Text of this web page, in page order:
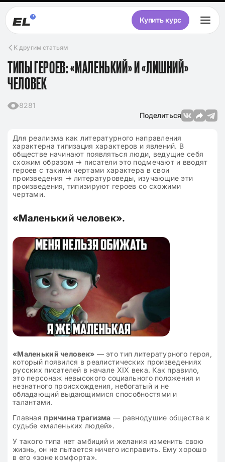
Купить курс
К другим статьям
ТИПЫ ГЕРОЕВ: «МАЛЕНЬКИЙ» И «ЛИШНИЙ»
ЧЕЛОВЕК
8281
Поделиться
Для реализма как литературного направления
характерна типизация характеров и явлений. В
обществе начинают появляться люди, ведущие себя
схожим образом → писатели это подмечают и вводят
героев с такими чертами характера в свои
произведения → литературоведы, изучающие эти
произведения, типизируют героев со схожими
чертами.
«Маленький человек».
«Маленький человек» — это тип литературного героя,
который появился в реалистических произведениях
русских писателей в начале XIX века. Как правило,
это персонаж невысокого социального положения и
незнатного происхождения, небогатый и не
обладающий выдающимися способностями и
талантами.
Главная причина трагизма — равнодушие общества к
судьбе «маленьких людей».
У такого типа нет амбиций и желания изменить свою
жизнь, он не пытается ничего исправить. Ему хорошо
в его «зоне комфорта».